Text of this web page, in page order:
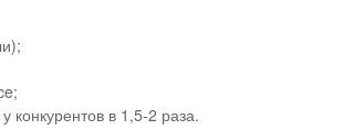
в 1,5-2 раза.